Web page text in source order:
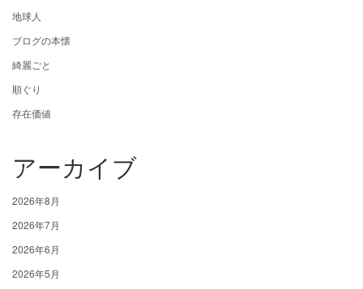
地球人
ブログの本懐
綺麗ごと
順ぐり
存在価値
アーカイブ
2026年8月
2026年7月
2026年6月
2026年5月